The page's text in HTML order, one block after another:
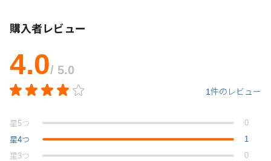
購入者レビュー
4.0/ 5.0
1件のレビュー
星 5つ
0
星4つ
1
星 3つ
0